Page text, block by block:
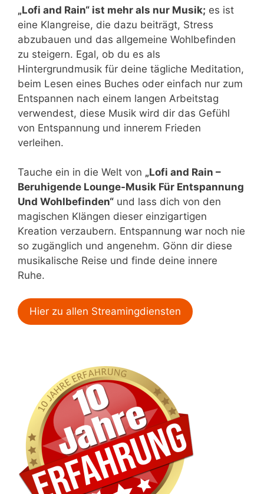
„Lofi and Rain“ ist mehr als nur Musik; es ist
eine Klangreise, die dazu beiträgt, Stress
abzubauen und das allgemeine Wohlbefinden
zu steigern. Egal, ob du es als
Hintergrundmusik für deine tägliche Meditation,
beim Lesen eines Buches oder einfach nur zum
Entspannen nach einem langen Arbeitstag
verwendest, diese Musik wird dir das Gefühl
von Entspannung und innerem Frieden
verleihen.
Tauche ein in die Welt von „Lofi and Rain –
Beruhigende Lounge-Musik Für Entspannung
Und Wohlbefinden“ und lass dich von den
magischen Klängen dieser einzigartigen
Kreation verzaubern. Entspannung war noch nie
so zugänglich und angenehm. Gönn dir diese
musikalische Reise und finde deine innere
Ruhe.
Hier zu allen Streamingdiensten